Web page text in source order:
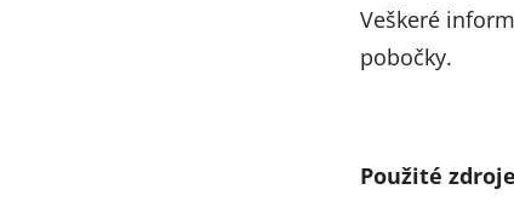
Veškeré
pobočky.
Použité